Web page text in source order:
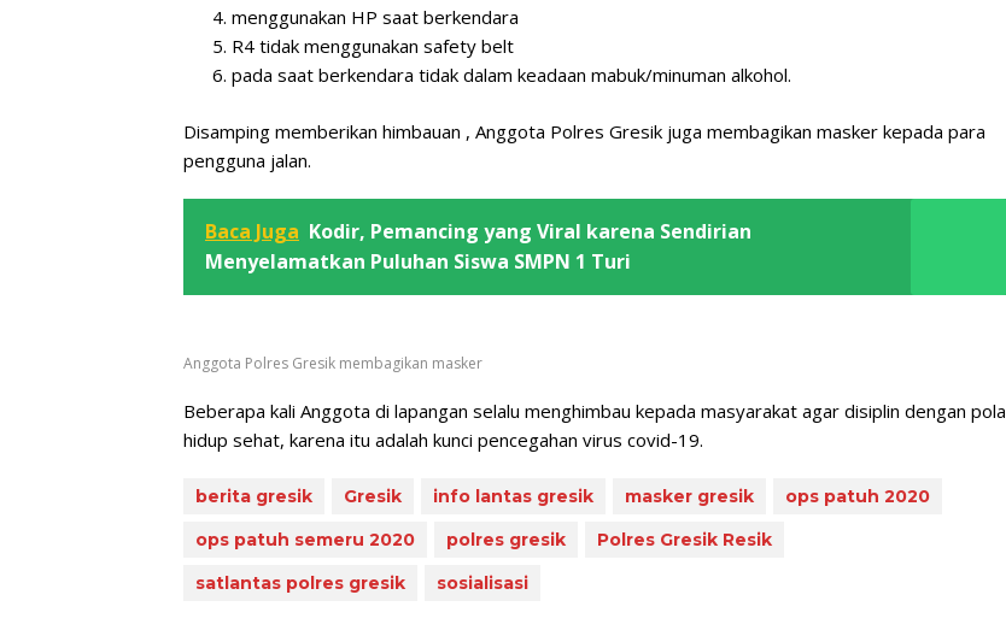
menggunakan HP saat berkendara
R4 tidak menggunakan safety belt
pada saat berkendara tidak dalam keadaan mabuk/minuman alkohol.
Disamping memberikan himbauan , Anggota Polres Gresik juga membagikan masker kepada para
pengguna jalan.
Baca Juga Kodir, Pemancing yang Viral karena Sendirian
Menyelamatkan Puluhan Siswa SMPN 1 Turi
Anggota Polres Gresik membagikan masker
Beberapa kali Anggota di lapangan selalu menghimbau kepada masyarakat agar disiplin dengan pola
hidup sehat, karena itu adalah kunci pencegahan virus covid-19.
berita gresik Gresik info lantas gresik masker gresik
ops patuh 2020
ops patuh semeru 2020
polres gresik
Polres Gresik Resik
satlantas polres gresik
sosialisasi